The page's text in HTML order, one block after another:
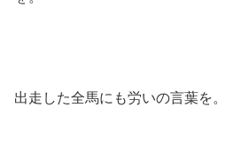
出走した全馬にも労いの言葉を。